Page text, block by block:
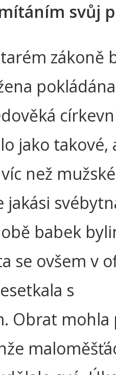
svůj
zákoně
jako takové,
než
jakási
babek
se ovšem v
s
Obrat mohla